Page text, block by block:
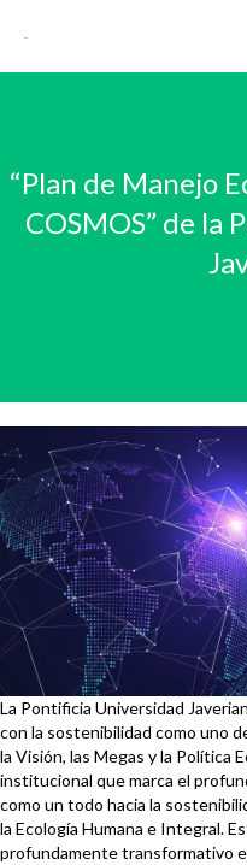
“Plan de Manejo
COSMOS” de la
La Pontificia Universidad
con la sostenibilidad como uno
la Visión, las Megas y la Política
institucional que marca el
como un todo hacia la
la Ecología Humana e Integral.
profundamente transformativo